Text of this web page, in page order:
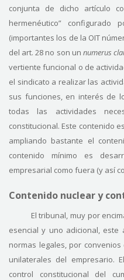
conjunta de dicho artículo
hermenéutico” configurado
(importantes los de la OIT
del art. 28 no son un numerus
vertiente funcional o de
el sindicato a realizar las
sus funciones, en interés de
todas las actividades
constitucional. Este contenido
ampliando bastante el
contenido mínimo es
empresarial como fuera (y así
Contenido nuclear y
El tribunal, muy por
esencial y uno adicional,
normas legales, por
unilaterales del empresario.
control constitucional del